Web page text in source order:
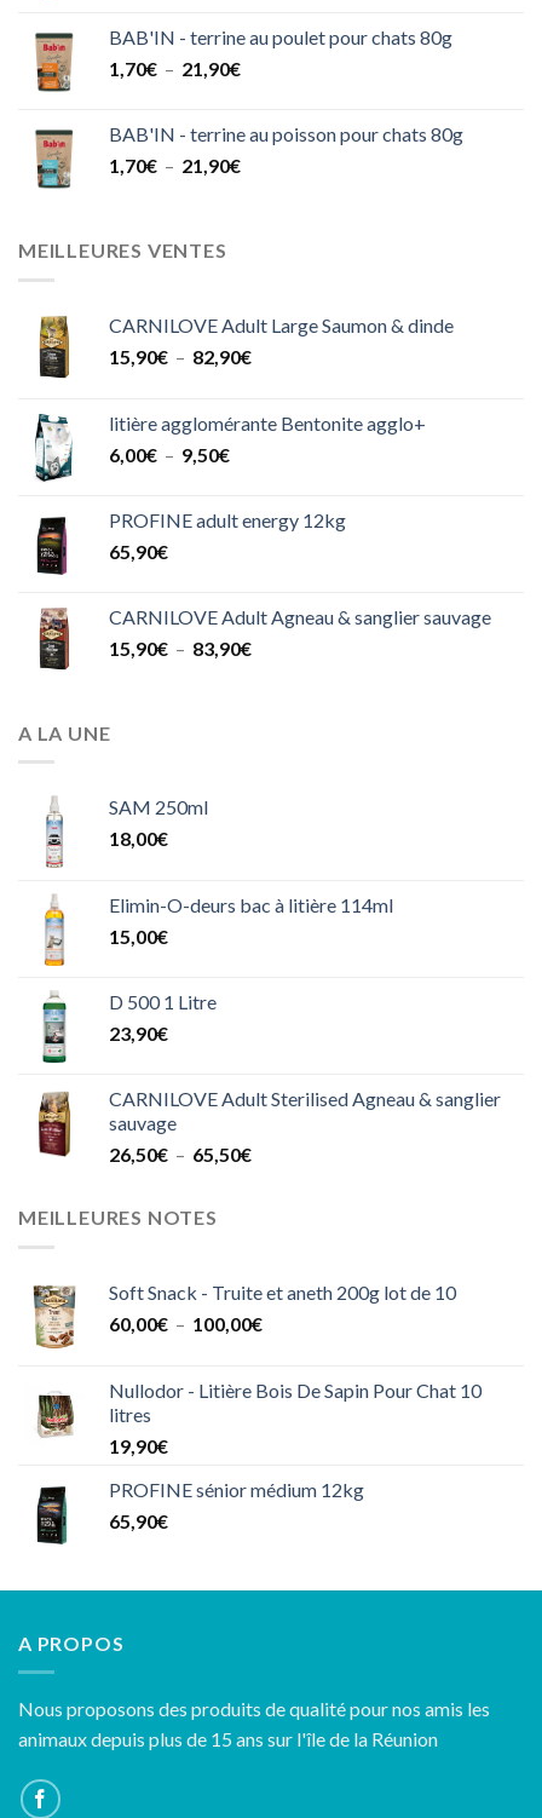
BAB'IN - terrine au poulet pour chats 80g
1,70€ – 21,90€Plage
1,70€
à
BAB'IN - terrine au poisson pour chats 80g
1,70€ – 21,90€Plage
MEILLEURES VENTES
CARNILOVE Adult Large Saumon & dinde
15,90€ – 82,90€Plage
15,90€
litière agglomérante Bentonite agglo+
6,00€ – 9,50€Plage
6,00€
PROFINE adult energy 12kg
65,90€
CARNILOVE Adult Agneau & sanglier sauvage
15,90€ – 83,90€Plage
A LA UNE
SAM 250ml
18,00€
Elimin-O-deurs bac à litière 114ml
15,00€
D 500 1 Litre
23,90€
CARNILOVE Adult Sterilised Agneau & sanglier
sauvage
26,50€ – 65,50€Plage
MEILLEURES NOTES
Soft Snack - Truite et aneth 200g lot de 10
60,00€ – 100,00€Plage
60,00€
Nullodor - Litière Bois De Sapin Pour Chat 10
litres
19,90€
PROFINE sénior médium 12kg
65,90€
A PROPOS
Nous proposons des produits de qualité pour nos amis les
animaux depuis plus de 15 ans sur l'île de la Réunion